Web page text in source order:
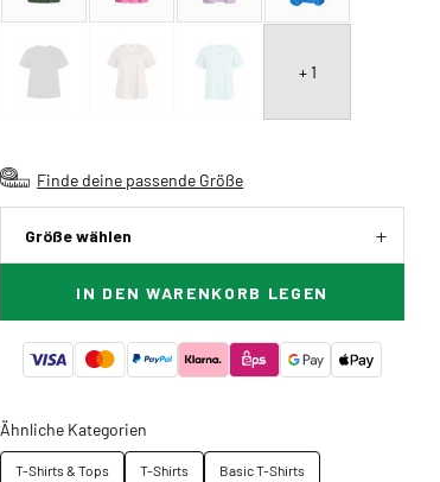
+ 1
Finde deine passende Größe
Größe wählen
IN DEN WARENKORB LEGEN
Ähnliche Kategorien
T-Shirts & Tops T-Shirts Basic T-Shirts